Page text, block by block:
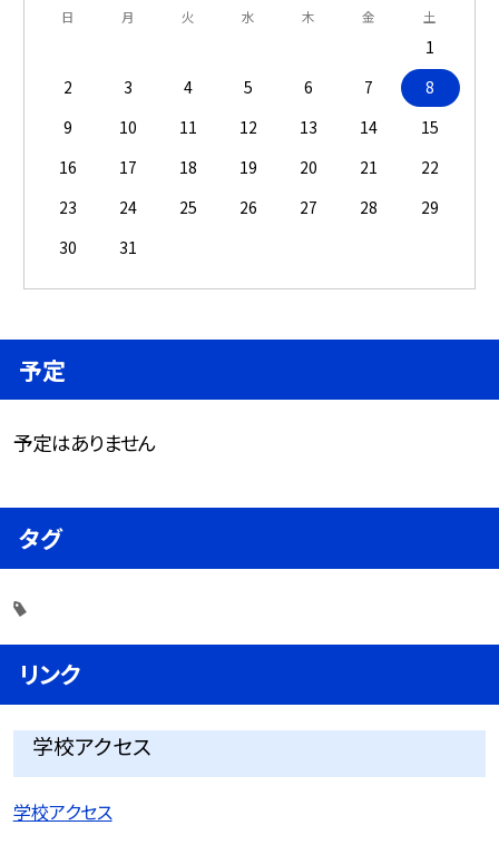
日 月 火 水 木 金 土
1
2
3 4 5 6 7
8
9
10 11 12 13 14
15
16
17 18 19 20 21
22
23
24 25 26 27 28
29
30
31
予定
予定はありません
タグ
リンク
学校アクセス
学校アクセス